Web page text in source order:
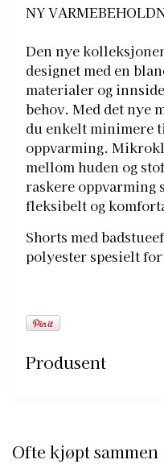
NY
Den nye
designet med en
materialer og
behov. Med det nye
du enkelt minimere
oppvarming.
mellom huden og
raskere oppvarming
fleksibelt og
Shorts med
polyester spesielt
Produsent
Ofte kjøpt sammen